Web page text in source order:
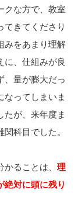
クな方で、教室
てきてくださり
みをあまり理解
、仕組みが良
、量が膨大だっ
なってしまいま
たが、来年度ま
科目でした。
ることは、 理
絶対に頭に残り